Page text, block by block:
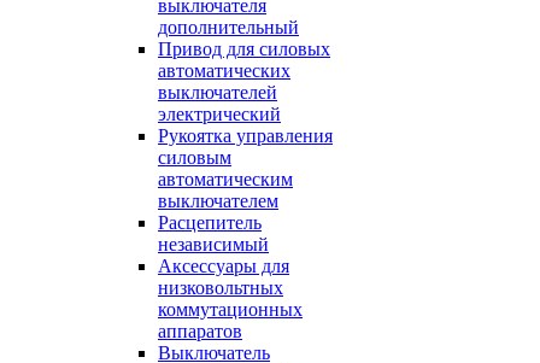
выключателя
дополнительный
Привод для силовых
автоматических
выключателей
электрический
Рукоятка управления
силовым
автоматическим
выключателем
Расцепитель
независимый
Аксессуары для
низковольтных
коммутационных
аппаратов
Выключатель